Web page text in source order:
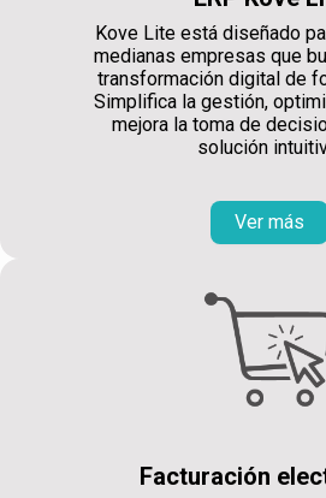
Kove Lite está diseñado
medianas empresas que
transformación digital de
Simplifica la gestión,
mejora la toma de
solución
Ver más
Facturación